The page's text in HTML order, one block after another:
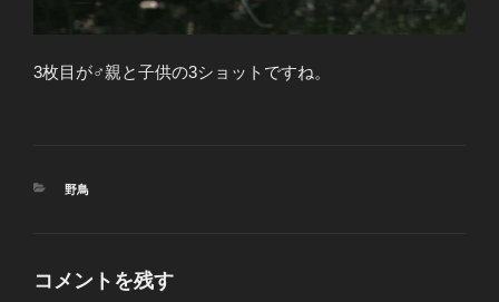
3枚目が♂親と子供の3ショットですね。
カ
野鳥
コメントを残す